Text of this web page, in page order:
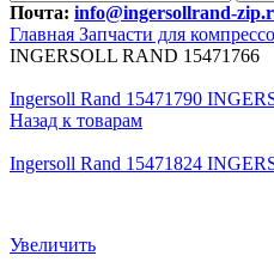
Почта: info@ingersollrand-
Главная Запчасти для
INGERSOLL RAND 15471766
Ingersoll Rand 15471790
Назад к товарам
Ingersoll Rand 15471824
Увеличить